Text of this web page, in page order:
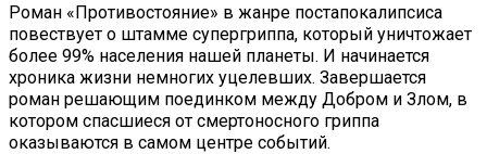
Роман «Противостояние» в жанре постапокалипсиса
повествует о штамме супергриппа, который уничтожает
более 99% населения нашей планеты. И начинается
хроника жизни немногих уцелевших. Завершается
роман решающим поединком между Добром и Злом, в
котором спасшиеся от смертоносного гриппа
оказываются в самом центре событий.